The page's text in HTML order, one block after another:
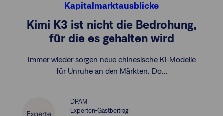
Kapitalmarktausblicke
Kimi K3 ist nicht die Bedrohung,
für die es gehalten wird
Immer wieder sorgen neue chinesische KI-Modelle
für Unruhe an den Märkten. Do…
DPAM
Experten-Gastbeitrag